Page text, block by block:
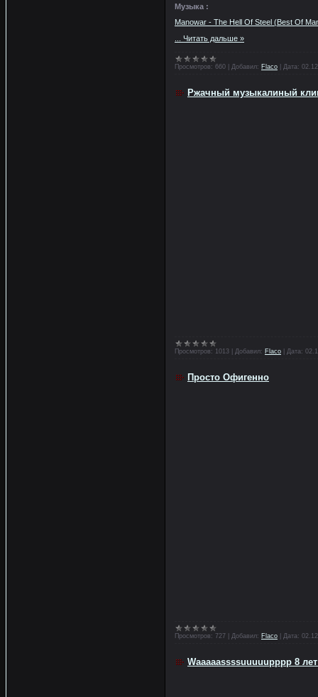
Музыка :
Manowar - The Hell Of Steel (Best Of
Читать дальше »
Просмотров: 660 Добавил: Flaco Дата:
Ржачный музыкалиный
Просмотров: 1013 Добавил: Flaco Дата:
Просто Офигенно
Просмотров: 727 Добавил: Flaco Дата:
Waaaaassssuuuuupppp 8